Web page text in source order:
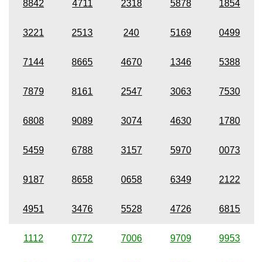
8842 4711 2318 5878 1854
3221 2513 240 5169 0499
7144 8665 4670 1346 5388
7879 8161 2547 3063 7530
6808 9089 3074 4630 1780
5459 6788 3157 5970 0073
9187 8658 0658 6349 2122
4951 3476 5528 4726 6815
1112 0772 7006 9709 9953